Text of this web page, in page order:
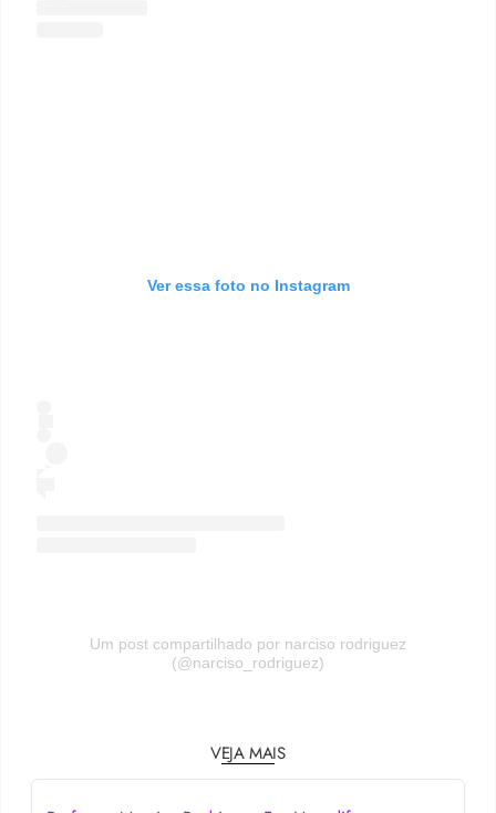
Ver essa foto no Instagram
Um post compartilhado por narciso rodriguez
(@narciso_rodriguez)
VEJA MAIS